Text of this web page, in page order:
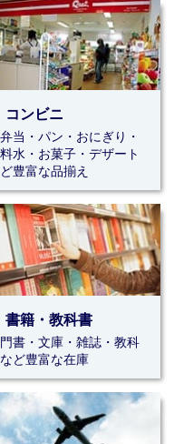
ス｜高槻キャンパス
(木)｜千里山キャンパス
(木)｜千里山キャンパス
(金)｜千里山キャンパス
売中です！
(火)｜千里山キャンパス
。
(火)｜千里山キャンパス
コンビニ
当・パン・おにぎり・
水・お菓子・デザート
豊富な品揃え
書籍・教科書
書・文庫・雑誌・教科
ど豊富な在庫